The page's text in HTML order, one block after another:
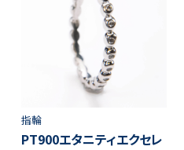
指輪
PT900エタニティエクセレ